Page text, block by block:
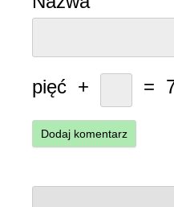
pięć + =